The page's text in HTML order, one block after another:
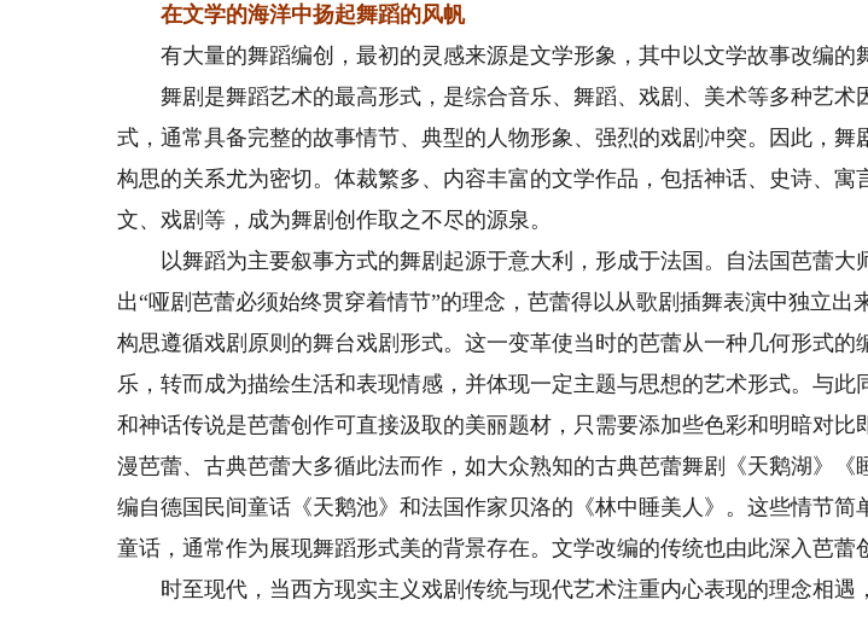
在文学的海洋中扬起舞蹈的风帆
有大量的舞蹈编创，最初的灵感来源是文学形象，其中以文学故事改编的
舞剧是舞蹈艺术的最高形式，是综合音乐、舞蹈、戏剧、美术等多种艺术
式，通常具备完整的故事情节、典型的人物形象、强烈的戏剧冲突。因此，舞
构思的关系尤为密切。体裁繁多、内容丰富的文学作品，包括神话、史诗、寓
文、戏剧等，成为舞剧创作取之不尽的源泉。
以舞蹈为主要叙事方式的舞剧起源于意大利，形成于法国。自法国芭蕾大
出“哑剧芭蕾必须始终贯穿着情节”的理念，芭蕾得以从歌剧插舞表演中独立出
构思遵循戏剧原则的舞台戏剧形式。这一变革使当时的芭蕾从一种几何形式的
乐，转而成为描绘生活和表现情感，并体现一定主题与思想的艺术形式。与此
和神话传说是芭蕾创作可直接汲取的美丽题材，只需要添加些色彩和明暗对比
漫芭蕾、古典芭蕾大多循此法而作，如大众熟知的古典芭蕾舞剧《天鹅湖》《
编自德国民间童话《天鹅池》和法国作家贝洛的《林中睡美人》。这些情节简
童话，通常作为展现舞蹈形式美的背景存在。文学改编的传统也由此深入芭蕾
时至现代，当西方现实主义戏剧传统与现代艺术注重内心表现的理念相遇